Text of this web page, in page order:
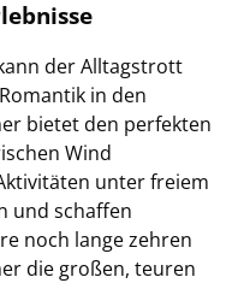
der Alltagstrott
in den
bietet den perfekten
Wind
unter freiem
und schaffen
noch lange zehren
die großen, teuren